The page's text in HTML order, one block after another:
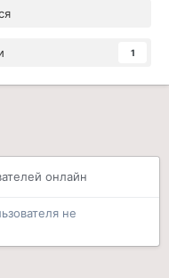
1
онлайн
не